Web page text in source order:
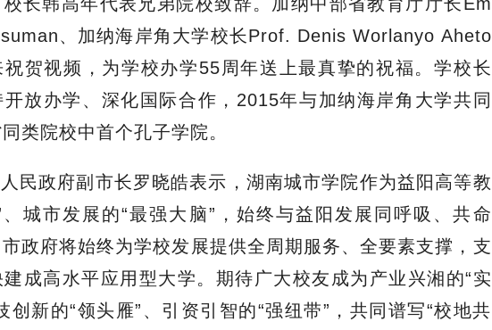
、加纳海岸角大学校长Prof. Denis Worlanyo Aheto
贺视频，为学校办学55周年送上最真挚的祝福。学校长
放办学、深化国际合作，2015年与加纳海岸角大学共同
类院校中首个孔子学院。
民政府副市长罗晓皓表示，湖南城市学院作为益阳高等教
、城市发展的“最强大脑”，始终与益阳发展同呼吸、共命
政府将始终为学校发展提供全周期服务、全要素支撑，支
成高水平应用型大学。期待广大校友成为产业兴湘的“实
创新的“领头雁”、引资引智的“强纽带”，共同谱写“校地共